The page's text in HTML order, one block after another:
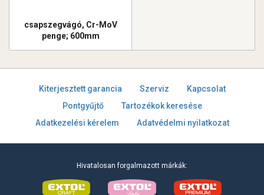
csapszegvágó, Cr-MoV
penge; 600mm
Kiterjesztett garancia Szerviz
Kapcsolat
Pontgyűjtő
Tartozékok keresése
Adatkezelési kérelem
Adatvédelmi nyilatkozat
Hivatalosan forgalmazott márkák: